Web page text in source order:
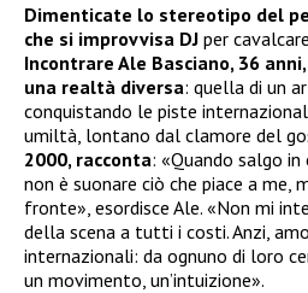
Dimenticate lo stereotipo del
che si improvvisa DJ per
Incontrare Ale Basciano, 36
una realtà diversa: quella di un
conquistando le piste
umiltà, lontano dal clamore del
2000, racconta: «Quando salgo
non è suonare ciò che piace a me,
fronte», esordisce Ale. «Non mi
della scena a tutti i costi. Anzi,
internazionali: da ognuno di loro
un movimento, un’intuizione».